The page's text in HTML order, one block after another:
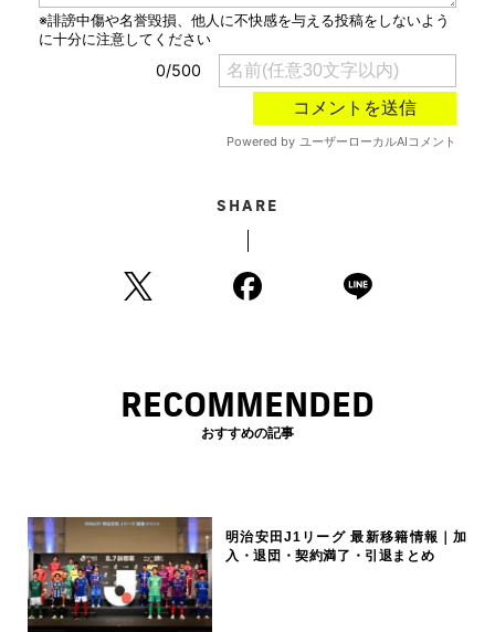
SHARE
RECOMMENDED
おすすめの記事
明治安田J1リーグ 最新移籍情報｜加
入・退団・契約満了・引退まとめ